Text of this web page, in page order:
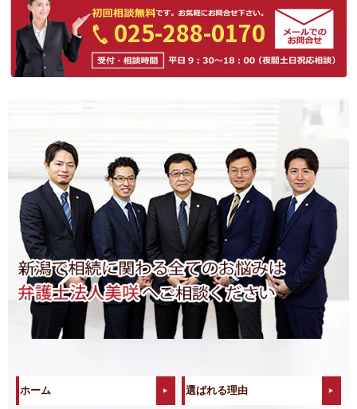
025-288-0170
ホーム 選ばれる理由